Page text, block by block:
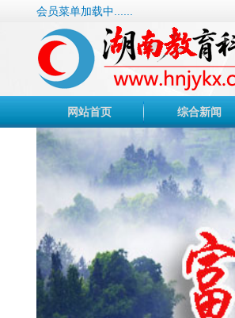
会员菜单加载中......
网站首页 综合新闻